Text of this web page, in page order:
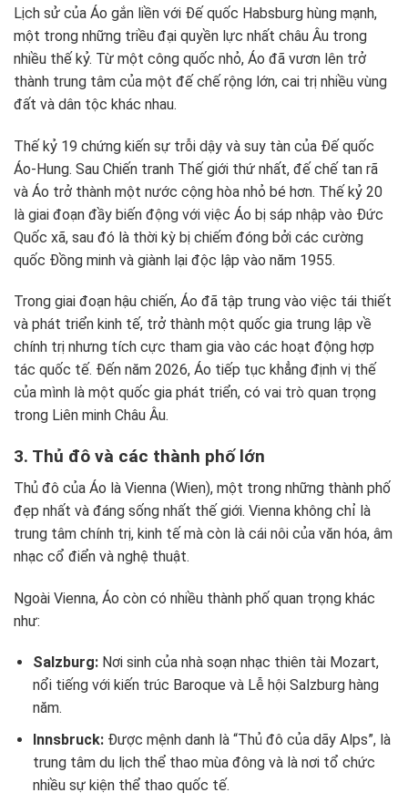
Lịch sử của Áo gắn liền với Đế quốc Habsburg hùng mạnh,
một trong những triều đại quyền lực nhất châu Âu trong
nhiều thế kỷ. Từ một công quốc nhỏ, Áo đã vươn lên trở
thành trung tâm của một đế chế rộng lớn, cai trị nhiều vùng
đất và dân tộc khác nhau.
Thế kỷ 19 chứng kiến sự trỗi dậy và suy tàn của Đế quốc
Áo-Hung. Sau Chiến tranh Thế giới thứ nhất, đế chế tan rã
và Áo trở thành một nước cộng hòa nhỏ bé hơn. Thế kỷ 20
là giai đoạn đầy biến động với việc Áo bị sáp nhập vào Đức
Quốc xã, sau đó là thời kỳ bị chiếm đóng bởi các cường
quốc Đồng minh và giành lại độc lập vào năm 1955.
Trong giai đoạn hậu chiến, Áo đã tập trung vào việc tái thiết
và phát triển kinh tế, trở thành một quốc gia trung lập về
chính trị nhưng tích cực tham gia vào các hoạt động hợp
tác quốc tế. Đến năm 2026, Áo tiếp tục khẳng định vị thế
của mình là một quốc gia phát triển, có vai trò quan trọng
trong Liên minh Châu Âu.
3. Thủ đô và các thành phố lớn
Thủ đô của Áo là Vienna (Wien), một trong những thành phố
đẹp nhất và đáng sống nhất thế giới. Vienna không chỉ là
trung tâm chính trị, kinh tế mà còn là cái nôi của văn hóa, âm
nhạc cổ điển và nghệ thuật.
Ngoài Vienna, Áo còn có nhiều thành phố quan trọng khác
như:
Salzburg:Nơi sinh của nhà soạn nhạc thiên tài Mozart,
nổi tiếng với kiến trúc Baroque và Lễ hội Salzburg hàng
năm.
Innsbruck:Được mệnh danh là “Thủ đô của dãy Alps”, là
trung tâm du lịch thể thao mùa đông và là nơi tổ chức
nhiều sự kiện thể thao quốc tế.